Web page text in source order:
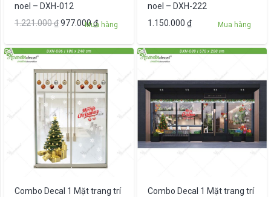
noel – DXH-012
1.221.000₫ Giá
là:
977.000₫Giá
tại
977.000 ₫.
Mua hàng
noel – DXH-222
1.150.000 ₫ Mua hàng
Combo Decal 1 Mặt trang trí
Combo Decal 1 Mặt trang trí